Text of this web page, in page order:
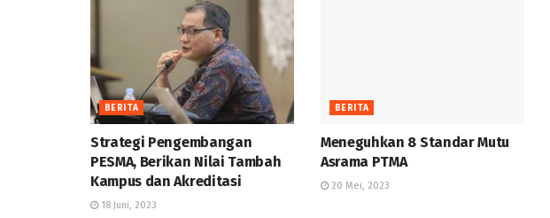
BERITA
Strategi Pengembangan
PESMA, Berikan Nilai Tambah
Kampus dan Akreditasi
18 Juni, 2023
BERITA
Meneguhkan 8 Standar Mutu
Asrama PTMA
20 Mei, 2023